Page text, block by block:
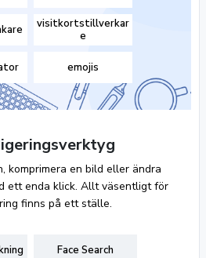
visitkortstillverkar
e
emojis
komprimera en bild eller ändra
ett enda klick. Allt väsentligt för
finns på ett ställe.
Face Search